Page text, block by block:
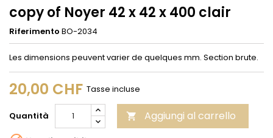
copy of Noyer 42 x 42 x 400 clair
Riferimento BO-2034
Les dimensions peuvent varier de quelques mm. Section brute.
20,00 CHF Tasse incluse
Quantità  Aggiungi al carrello